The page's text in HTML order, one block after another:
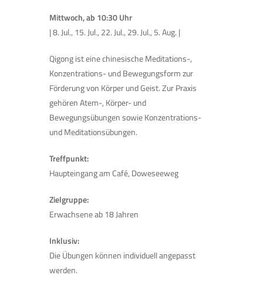
Mittwoch, ab 10:30 Uhr
| 8. Jul., 15. Jul., 22. Jul., 29. Jul., 5. Aug. |
Qigong ist eine chinesische Meditations-,
Konzentrations- und Bewegungsform zur
Förderung von Körper und Geist. Zur Praxis
gehören Atem-, Körper- und
Bewegungsübungen sowie Konzentrations-
und Meditationsübungen.
Treffpunkt:
Haupteingang am Café, Doweseeweg
Zielgruppe:
Erwachsene ab 18 Jahren
Inklusiv:
Die Übungen können individuell angepasst
werden.